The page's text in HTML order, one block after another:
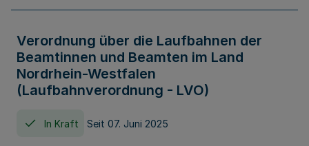
Verordnung über die Laufbahnen der
Beamtinnen und Beamten im Land
Nordrhein-Westfalen
(Laufbahnverordnung - LVO)
In Kraft Seit 07. Juni 2025